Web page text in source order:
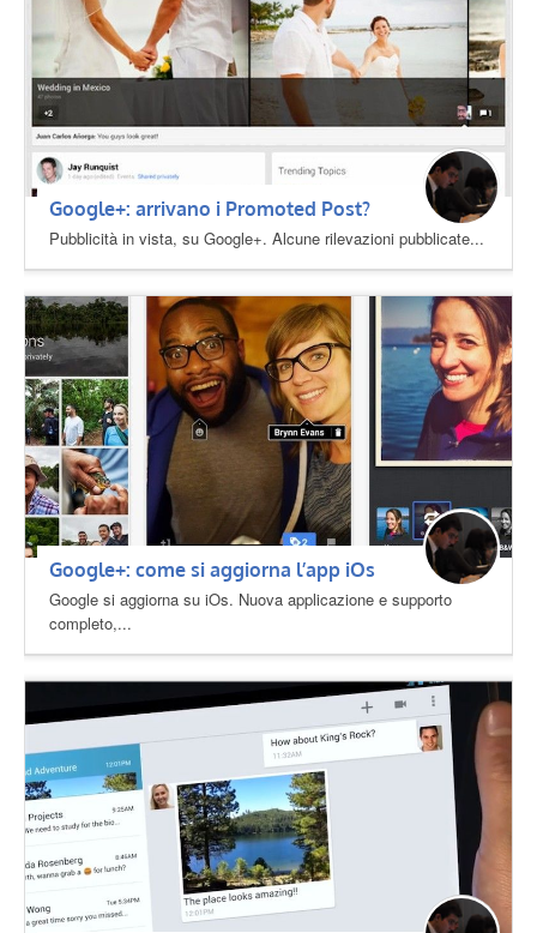
Google+: arrivano i Promoted Post?
Pubblicità in vista, su Google+. Alcune rilevazioni pubblicate...
Google+: come si aggiorna l’app iOs
Google si aggiorna su iOs. Nuova applicazione e supporto
completo,...